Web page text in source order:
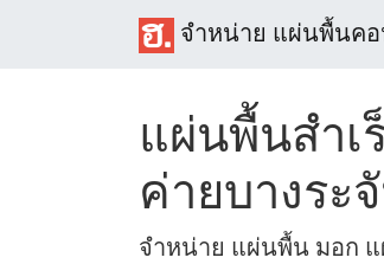
จำหน่าย แผ่นพื้นค
แผ่นพื้นสำเ
ค่ายบางระ
จำหน่าย แผ่นพื้น มอก